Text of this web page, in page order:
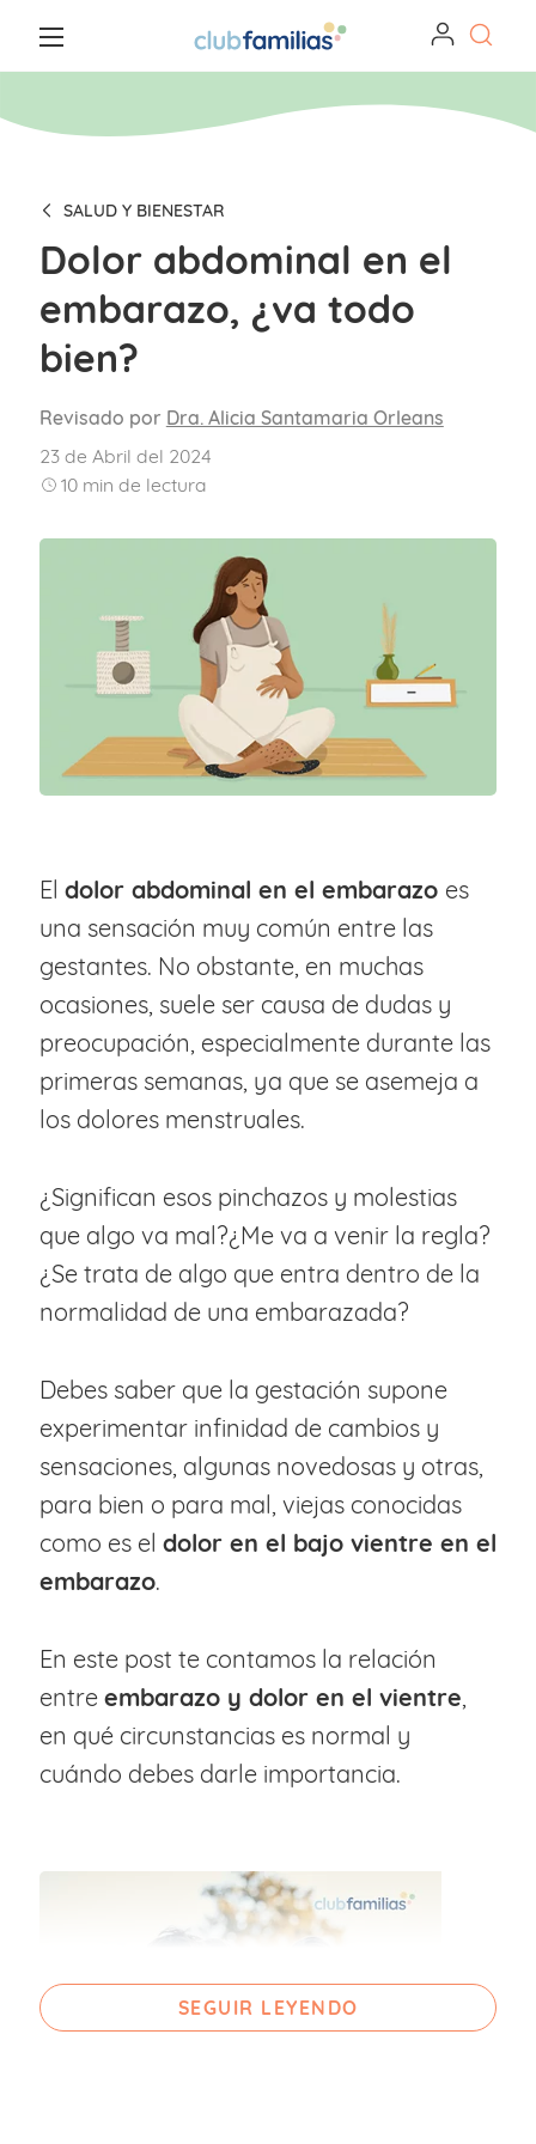
SALUD Y BIENESTAR
Dolor abdominal en el
embarazo, ¿va todo
bien?
Revisado por Dra. Alicia Santamaria Orleans
23 de Abril del 2024
10min de lectura
El dolor abdominal en el embarazo es
una sensación muy común entre las
gestantes. No obstante, en muchas
ocasiones, suele ser causa de dudas y
preocupación, especialmente durante las
primeras semanas, ya que se asemeja a
los dolores menstruales.
¿Significan esos pinchazos y molestias
que algo va mal?¿Me va a venir la regla?
¿Se trata de algo que entra dentro de la
normalidad de una embarazada?
Debes saber que la gestación supone
experimentar infinidad de cambios y
sensaciones, algunas novedosas y otras,
para bien o para mal, viejas conocidas
como es el dolor en el bajo vientre en el
embarazo.
En este post te contamos la relación
entre embarazo y dolor en el vientre
en qué circunstancias es normal y
cuándo debes darle importancia.
SEGUIR LEYENDO